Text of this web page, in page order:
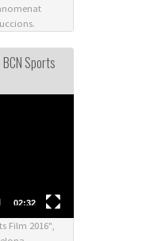
Sports
02:32
Film 2016",